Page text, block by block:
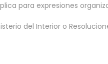
para expresiones
del Interior o